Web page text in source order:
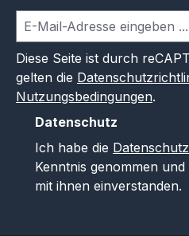
Diese Seite ist durch
gelten die
Nutzungsbedingungen.
Datenschutz
Ich habe die
Kenntnis genommen und
mit ihnen einverstanden.